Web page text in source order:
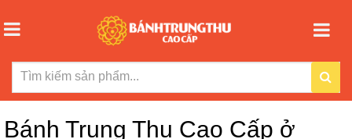
Bánh Trung Thu Cao Cấp ở